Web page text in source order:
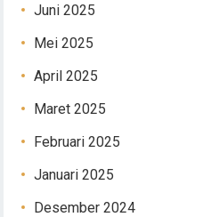
Juni 2025
Mei 2025
April 2025
Maret 2025
Februari 2025
Januari 2025
Desember 2024